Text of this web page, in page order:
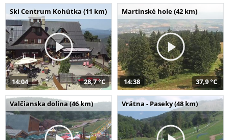
Ski Centrum Kohútka (11 km)
14:04 28,7 °C
Martinské hole (42 km)
14:38 37,9 °C
Valčianska dolina (46 km) Vrátna - Paseky (48 km)